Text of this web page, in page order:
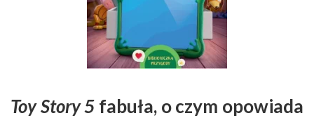
Toy Story 5 fabuła, o czym opowiada